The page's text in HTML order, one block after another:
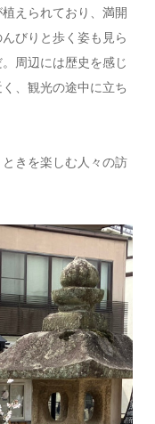
えられており、満開
びりと歩く姿も見ら
周辺には歴史を感じ
、観光の途中に立ち
きを楽しむ人々の訪